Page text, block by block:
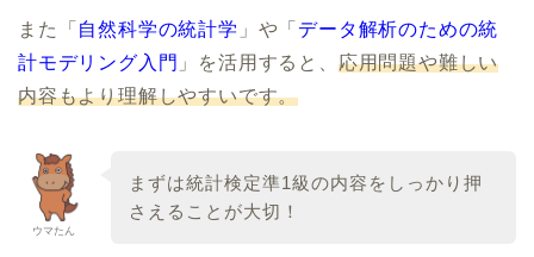
また「 自然科学の統計学 」や「 データ解析のための統
計モデリング入門 」を活用すると、 応用問題や難しい
内容もより理解しやすいです。
ウマたん
まずは統計検定準1級の内容をしっかり押
さえることが大切！